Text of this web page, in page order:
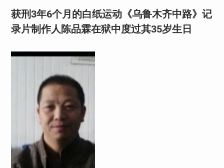
获刑3年6个月的白纸运动《乌鲁木齐中路》记
录片制作人陈品霖在狱中度过其35岁生日